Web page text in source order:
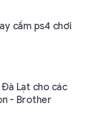
cầm ps4 chơi
Lạt cho các
- Brother